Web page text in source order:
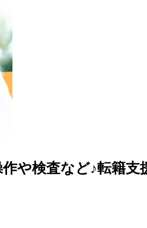
や検査など♪転籍支